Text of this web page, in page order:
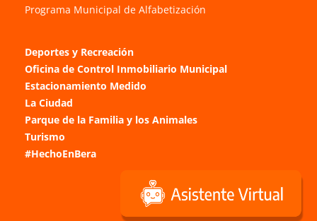
Programa Municipal de Alfabetización
Deportes y Recreación
Oficina de Control Inmobiliario Municipal
Estacionamiento Medido
La Ciudad
Parque de la Familia y los Animales
Turismo
#HechoEnBera